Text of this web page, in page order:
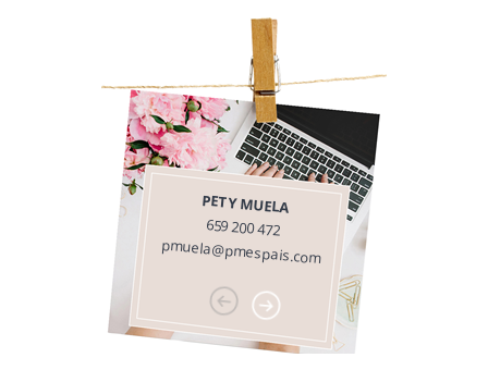
PETY MUELA
659 200 472
pmuela@pmespais.com